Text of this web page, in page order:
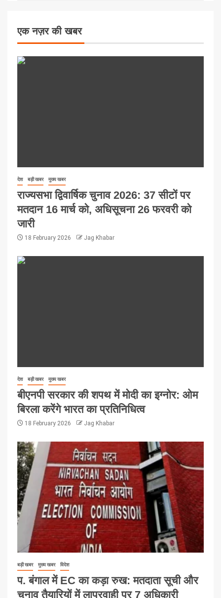
एक नज़र की खबर
देश बड़ी खबर मुख्य खबर
राज्यसभा द्विवार्षिक चुनाव 2026: 37 सीटों पर
मतदान 16 मार्च को, अधिसूचना 26 फरवरी को
जारी
18 February 2026 Jag Khabar
देश बड़ी खबर मुख्य खबर
बीएनपी सरकार की शपथ में मोदी का इग्नोर: ओम
बिरला करेंगे भारत का प्रतिनिधित्व
18 February 2026 Jag Khabar
बड़ी खबर मुख्य खबर विदेश
प. बंगाल में EC का कड़ा रुख: मतदाता सूची और
चुनाव तैयारियों में लापरवाही पर 7 अधिकारी